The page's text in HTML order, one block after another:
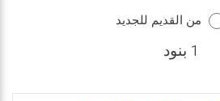
من القديم للجديد
1 بنود